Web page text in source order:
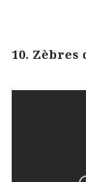
10.